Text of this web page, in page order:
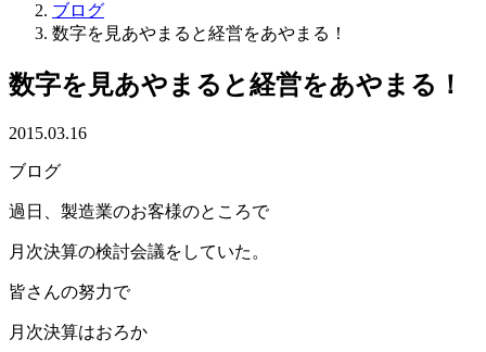
ブログ
数字を見あやまると経営をあやまる！
数字を見あやまると経営をあやまる！
2015.03.16
ブログ
過日、製造業のお客様のところで
月次決算の検討会議をしていた。
皆さんの努力で
月次決算はおろか